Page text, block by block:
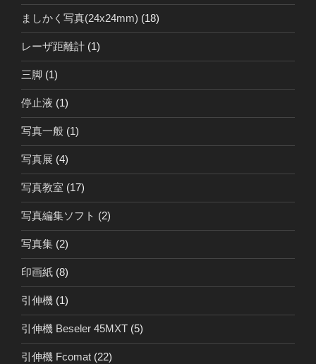
ましかく写真(24x24mm) (18)
レーザ距離計 (1)
三脚 (1)
停止液 (1)
写真一般 (1)
写真展 (4)
写真教室 (17)
写真編集ソフト (2)
写真集 (2)
印画紙 (8)
引伸機 (1)
引伸機 Beseler 45MXT (5)
引伸機 Fcomat (22)